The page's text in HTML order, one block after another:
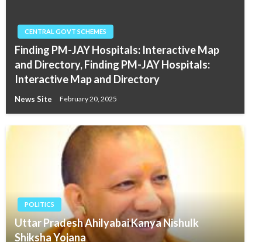
CENTRAL GOVT SCHEMES
Finding PM-JAY Hospitals: Interactive Map
and Directory, Finding PM-JAY Hospitals:
Interactive Map and Directory
News Site February 20, 2025
POLITICS
Uttar Pradesh Ahilyabai Kanya Nishulk
Shiksha Yojana